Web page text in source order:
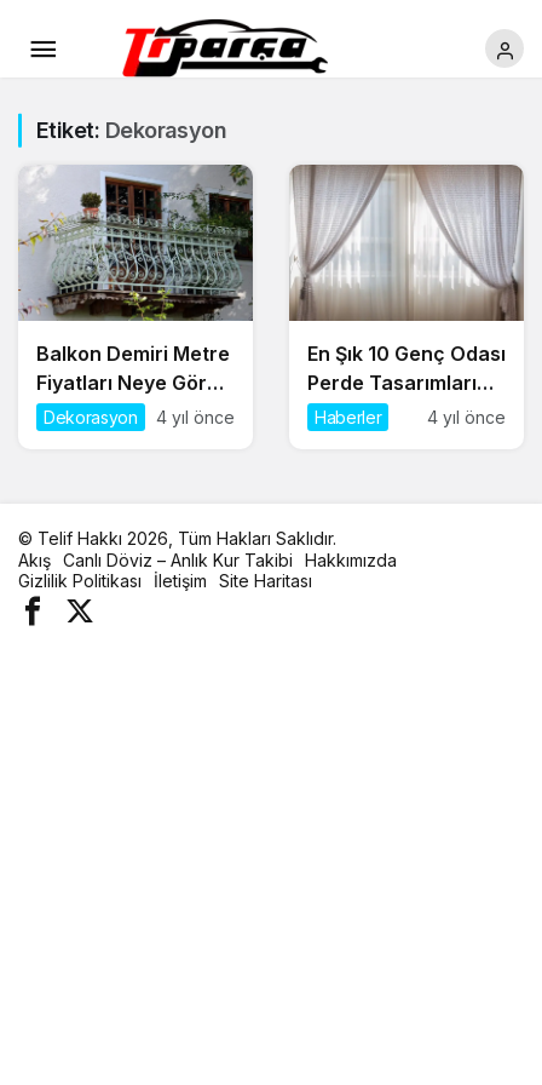
Etiket: Dekorasyon
Balkon Demiri Metre
Fiyatları Neye Göre
Değişir?
Dekorasyon 4 yıl önce
En Şık 10 Genç Odası
Perde Tasarımları
Nelerdir?
Haberler 4 yıl önce
© Telif Hakkı 2026, Tüm Hakları Saklıdır.
Akış Canlı Döviz – Anlık Kur Takibi
Hakkımızda
Gizlilik Politikası
İletişim Site Haritası